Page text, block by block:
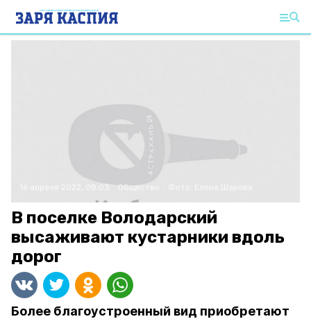
16 апреля 2022, 08:03 Общество
В поселке Володарский
высаживают кустарники вдоль
дорог
Более благоустроенный вид приобретают